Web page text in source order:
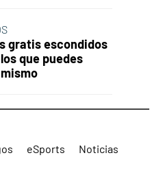
gratis escondidos
que puedes
eSports
Noticias